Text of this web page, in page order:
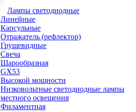
Лампы светодиодные
Линейные
Капсульные
Отражатель (рефлектор)
Грушевидные
Свеча
Шарообразная
GX53
Высокой мощности
Низковольтные светодиодные лампы
местного освещения
Филаментная